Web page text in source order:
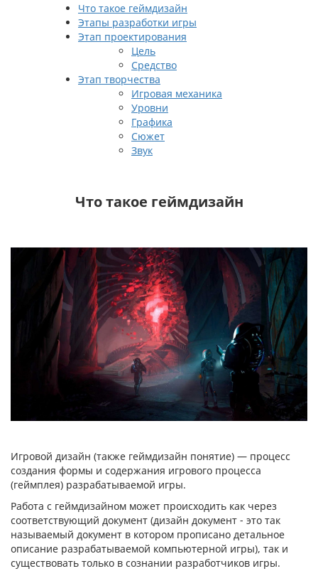
Что такое геймдизайн
Этапы разработки игры
Этап проектирования
Цель
Средство
Этап творчества
Игровая механика
Уровни
Графика
Сюжет
Звук
Что такое геймдизайн
Игровой дизайн (также геймдизайн понятие) — процесс
создания формы и содержания игрового процесса
(геймплея) разрабатываемой игры.
Работа с геймдизайном может происходить как через
соответствующий документ (дизайн документ - это так
называемый документ в котором прописано детальное
описание разрабатываемой компьютерной игры), так и
существовать только в сознании разработчиков игры.